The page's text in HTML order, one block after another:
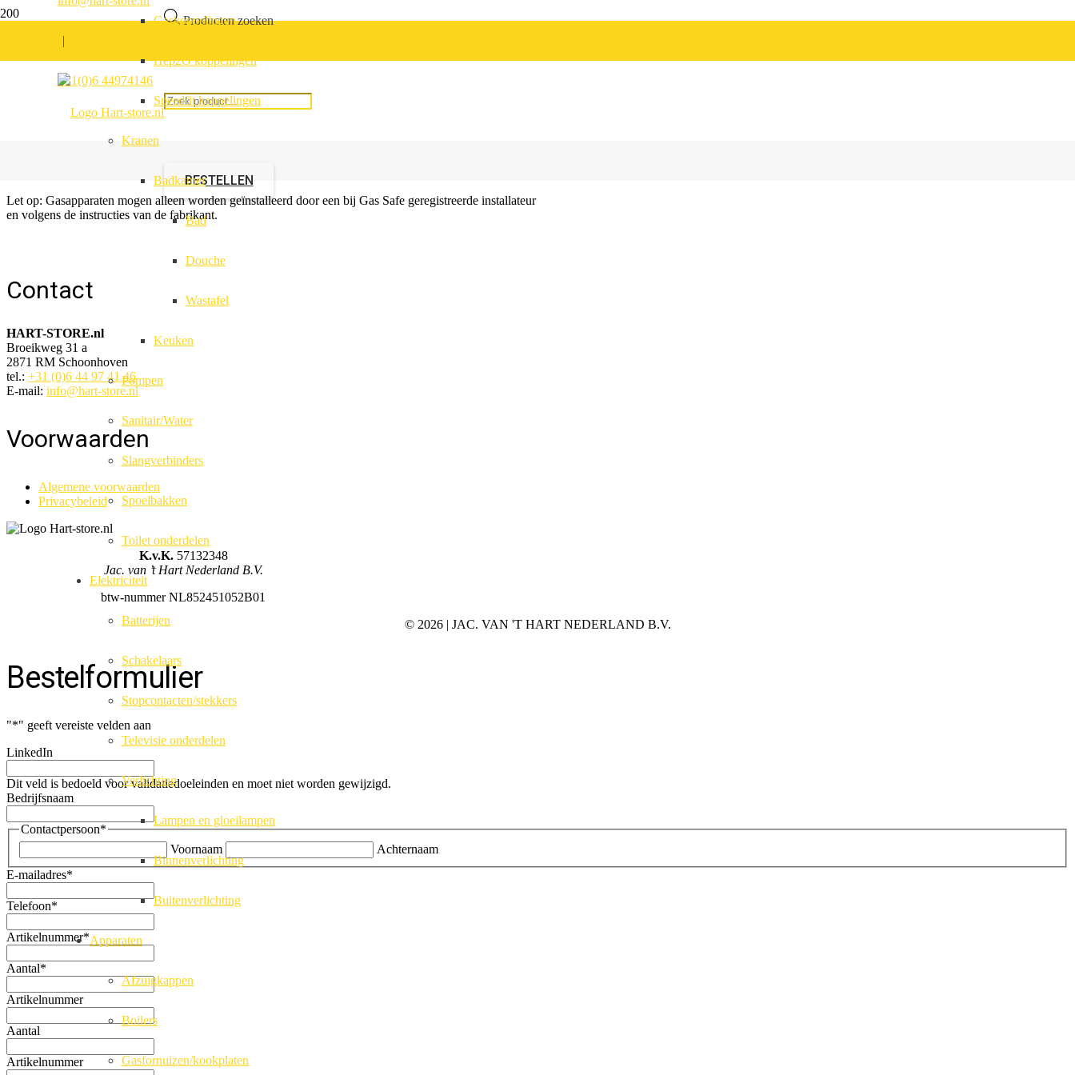
|
+31(0)6 44974146
Producten zoeken
BESTELLEN
Gaskoppelingen
Hep2O koppelingen
Speedfit koppelingen
Kranen
Badkamer
Bad
Douche
Wastafel
Keuken
Pompen
Sanitair/Water
Slangverbinders
Spoelbakken
Toilet onderdelen
Elektriciteit
Batterijen
Schakelaars
Stopcontacten/stekkers
Televisie onderdelen
Verlichting
Lampen en gloeilampen
Binnenverlichting
Buitenverlichting
Apparaten
Afzuigkappen
Boilers
Gasfornuizen/kookplaten
Morco Pompkop
571119.00
MCB3120 Geschikt voor FEB24ED3*
Let op: Gasapparaten mogen alleen worden geïnstalleerd door een bij Gas Safe geregistreerde installateur
en volgens de instructies van de fabrikant.
Contact
HART-STORE.nl
Broeikweg 31 a
2871 RM Schoonhoven
tel.: +31 (0)6 44 97 41 46
E-mail: info@hart-store.nl
Voorwaarden
Algemene voorwaarden
Privacybeleid
K.v.K.57132348
Jac. van ’t Hart Nederland B.V.
btw-nummer NL852451052B01
© 2026 | JAC. VAN 'T HART NEDERLAND B.V.
Bestelformulier
"*" geeft vereiste velden aan
LinkedIn
Dit veld is bedoeld voor validatiedoeleinden en moet niet worden gewijzigd.
Bedrijfsnaam
Contactpersoon*
Voornaam
Achternaam
E-mailadres*
Telefoon*
Artikelnummer*
Aantal*
Artikelnummer
Aantal
Artikelnummer